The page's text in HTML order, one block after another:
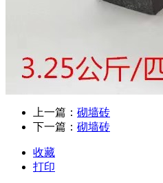
上一篇： 砌墙砖
下一篇： 砌墙砖
收藏
打印